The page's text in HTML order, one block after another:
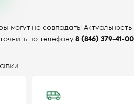
могут не совпадать! Актуальность
по телефону 8 (846) 379-41-00